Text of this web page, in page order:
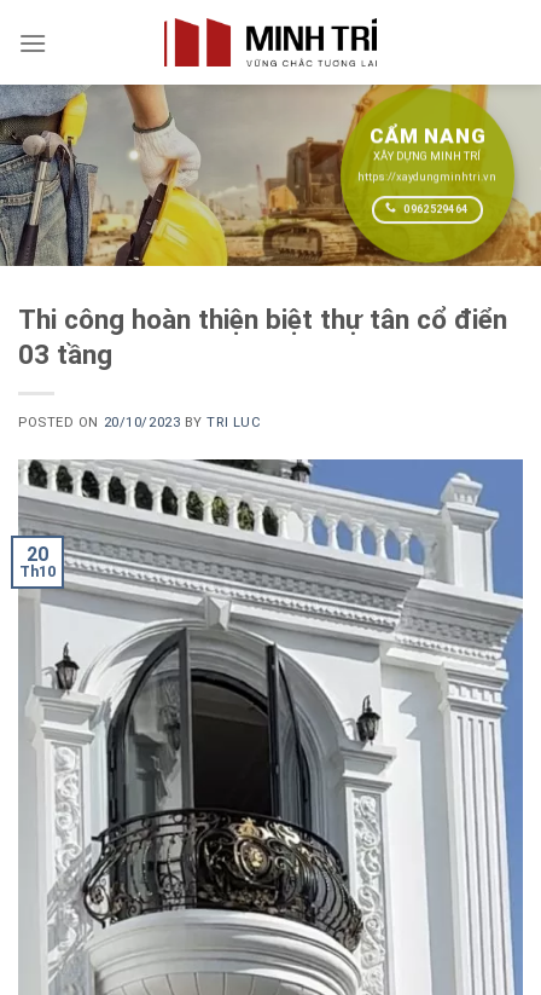
CẨM NANG
XÂY DỰNG MINH TRÍ
https://xaydungminhtri.vn
0962529464
Thi công hoàn thiện biệt thự tân cổ điển
03 tầng
POSTED ON 20/10/2023 BYTRI LUC
20
Th10